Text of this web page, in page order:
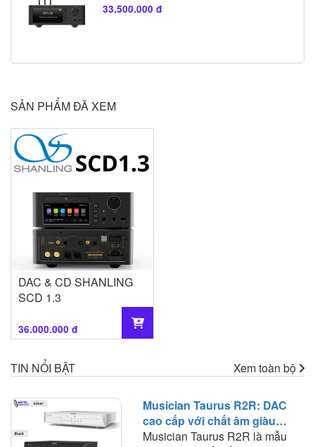
33.500.000 đ
SẢN PHẨM ĐÃ XEM
DAC & CD SHANLING
SCD 1.3
36.000.000 đ
TIN NỔI BẬT Xem toàn bộ
Musician Taurus R2R: DAC
cao cấp với chất âm giàu
nhạc tính và khả năng phối
Musician Taurus R2R là mẫu